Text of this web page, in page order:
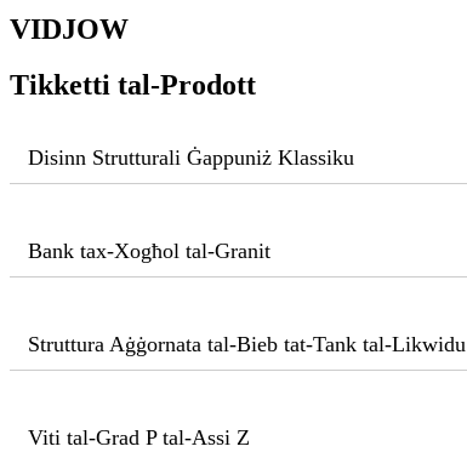
VIDJOW
Tikketti tal-Prodott
Disinn Strutturali Ġappuniż Klassiku
Bank tax-Xogħol tal-Granit
Struttura Aġġornata tal-Bieb tat-Tank tal-Likwidu
Viti tal-Grad P tal-Assi Z